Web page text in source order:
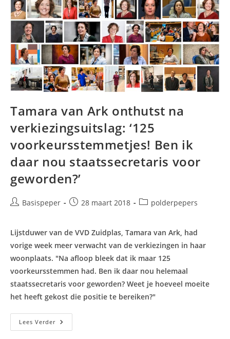
–
‘Met
Nul
Zetels
Zijn
We
Een
Superminderheid’
Tamara van Ark onthutst na
verkiezingsuitslag: ‘125
voorkeursstemmetjes! Ben ik
daar nou staatssecretaris voor
geworden?’
BerichtBasispeper
Bericht28 maart 2018 Berichtcategorie:
polderpepers
Lijstduwer van de VVD Zuidplas, Tamara van Ark, had
vorige week meer verwacht van de verkiezingen in haar
woonplaats. "Na afloop bleek dat ik maar 125
voorkeursstemmen had. Ben ik daar nou helemaal
staatssecretaris voor geworden? Weet je hoeveel moeite
het heeft gekost die positie te bereiken?"
Lees VerderTamara
Van